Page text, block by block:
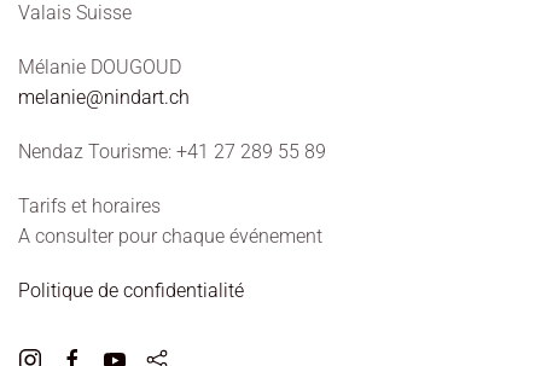
Valais Suisse
Mélanie DOUGOUD
melanie@nindart.ch
Nendaz Tourisme: +41 27 289 55 89
Tarifs et horaires
A consulter pour chaque événement
Politique de confidentialité